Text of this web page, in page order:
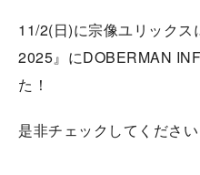
11/2(日)に宗像ユリックス
2025』にDOBERMAN
た！
是非チェックしてください